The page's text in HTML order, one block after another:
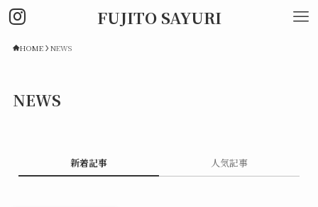
FUJITO SAYURI
HOME NEWS
NEWS
新着記事 人気記事